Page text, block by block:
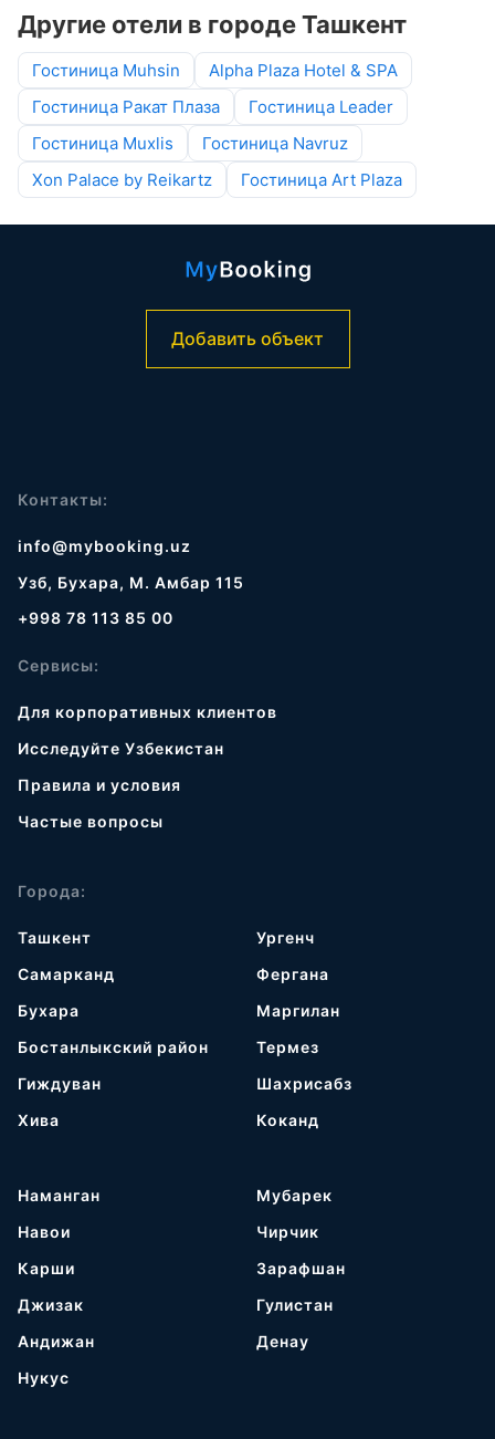
Другие отели в городе Ташкент
Гостиница Muhsin
Alpha Plaza Hotel & SPA
Гостиница Ракат Плаза
Гостиница Leader
Гостиница Muxlis
Гостиница Navruz
Xon Palace by Reikartz
Гостиница Art Plaza
Добавить объект
Контакты:
info@mybooking.uz
Узб, Бухара, М. Амбар 115
+998 78 113 85 00
Сервисы:
Для корпоративных клиентов
Исследуйте Узбекистан
Правила и условия
Частые вопросы
Города:
Ташкент
Самарканд
Бухара
Бостанлыкский район
Гиждуван
Хива
Ургенч
Фергана
Маргилан
Термез
Шахрисабз
Коканд
Наманган
Навои
Карши
Джизак
Андижан
Нукус
Мубарек
Чирчик
Зарафшан
Гулистан
Денау